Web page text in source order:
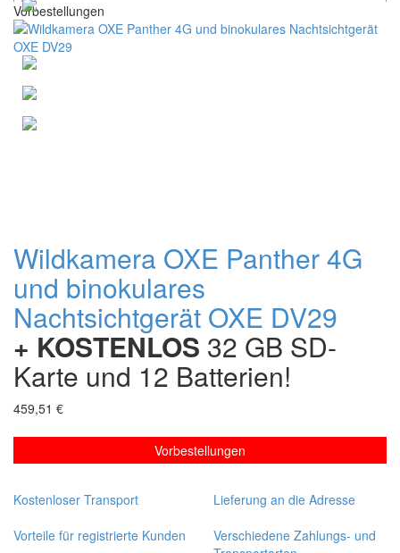
+
Vorbestellungen
Wildkamera OXE Panther 4G
und binokulares
Nachtsichtgerät OXE DV29
+ KOSTENLOS 32 GB SD-
Karte und 12 Batterien!
459,51 €
Vorbestellungen
Kostenloser Transport
Lieferung an die Adresse
Vorteile für registrierte Kunden
Verschiedene Zahlungs- und